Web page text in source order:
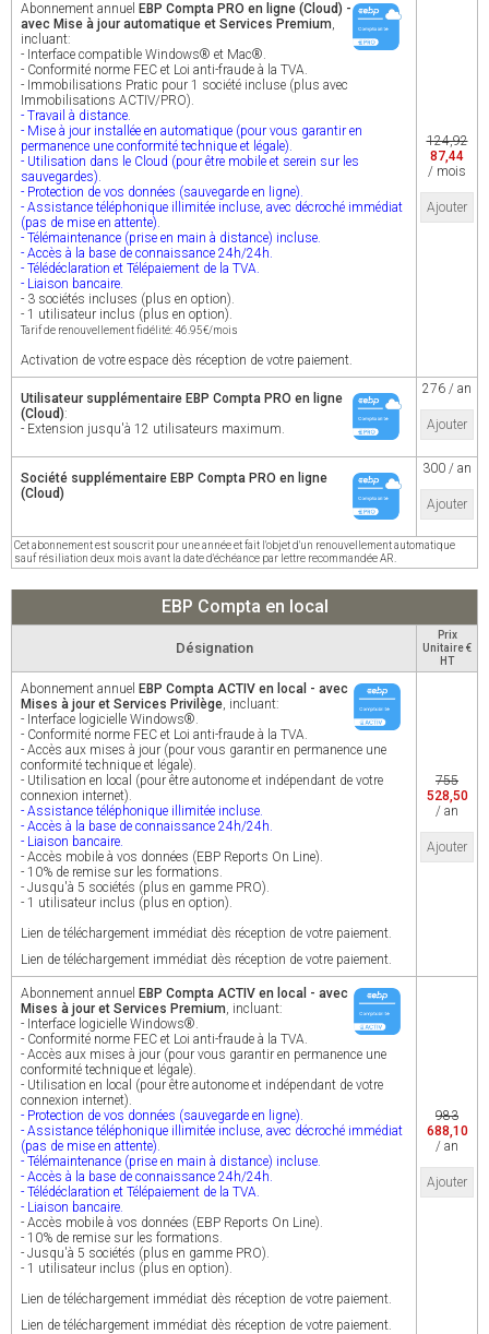
Abonnement annuel EBP Compta PRO en ligne (Cloud) -
avec Mise à jour automatique et Services Premium,
incluant:
- Interface compatible Windows® et Mac®.
- Conformité norme FEC et Loi anti-fraude à la TVA.
- Immobilisations Pratic pour 1 société incluse (plus avec
Immobilisations ACTIV/PRO).
- Travail à distance.
- Mise à jour installée en automatique (pour vous garantir en
permanence une conformité technique et légale).
- Utilisation dans le Cloud (pour être mobile et serein sur les
sauvegardes).
- Protection de vos données (sauvegarde en ligne).
- Assistance téléphonique illimitée incluse, avec décroché immédiat
(pas de mise en attente).
- Télémaintenance (prise en main à distance) incluse.
- Accès à la base de connaissance 24h/24h.
- Télédéclaration et Télépaiement de la TVA.
- Liaison bancaire.
- 3 sociétés incluses (plus en option).
- 1 utilisateur inclus (plus en option).
Tarif de renouvellement fidélité: 46.95€/mois
Activation de votre espace dès réception de votre paiement.
124,92
87,44
/ mois
Ajouter
Utilisateur supplémentaire EBP Compta PRO en ligne
(Cloud):
- Extension jusqu'à 12 utilisateurs maximum.
276 / an
Ajouter
Société supplémentaire EBP Compta PRO en ligne
(Cloud)
300 / an
Ajouter
Cet abonnement est souscrit pour une année et fait l'objet d'un renouvellement automatique
sauf résiliation deux mois avant la date d'échéance par lettre recommandée AR.
EBP Compta en local
Désignation
Prix
Unitaire €
HT
Abonnement annuel EBP Compta ACTIV en local - avec
Mises à jour et Services Privilège, incluant:
- Interface logicielle Windows®.
- Conformité norme FEC et Loi anti-fraude à la TVA.
- Accès aux mises à jour (pour vous garantir en permanence une
conformité technique et légale).
- Utilisation en local (pour être autonome et indépendant de votre
connexion internet).
- Assistance téléphonique illimitée incluse.
- Accès à la base de connaissance 24h/24h.
- Liaison bancaire.
- Accès mobile à vos données (EBP Reports On Line).
- 10% de remise sur les formations.
- Jusqu'à 5 sociétés (plus en gamme PRO).
- 1 utilisateur inclus (plus en option).
Lien de téléchargement immédiat dès réception de votre paiement.
Lien de téléchargement immédiat dès réception de votre paiement.
755
528,50
/ an
Ajouter
Abonnement annuel EBP Compta ACTIV en local - avec
Mises à jour et Services Premium, incluant:
- Interface logicielle Windows®.
- Conformité norme FEC et Loi anti-fraude à la TVA.
- Accès aux mises à jour (pour vous garantir en permanence une
conformité technique et légale).
- Utilisation en local (pour être autonome et indépendant de votre
connexion internet).
- Protection de vos données (sauvegarde en ligne).
- Assistance téléphonique illimitée incluse, avec décroché immédiat
(pas de mise en attente).
- Télémaintenance (prise en main à distance) incluse.
- Accès à la base de connaissance 24h/24h.
- Télédéclaration et Télépaiement de la TVA.
- Liaison bancaire.
- Accès mobile à vos données (EBP Reports On Line).
- 10% de remise sur les formations.
- Jusqu'à 5 sociétés (plus en gamme PRO).
- 1 utilisateur inclus (plus en option).
Lien de téléchargement immédiat dès réception de votre paiement.
Lien de téléchargement immédiat dès réception de votre paiement.
983
688,10
/ an
Ajouter